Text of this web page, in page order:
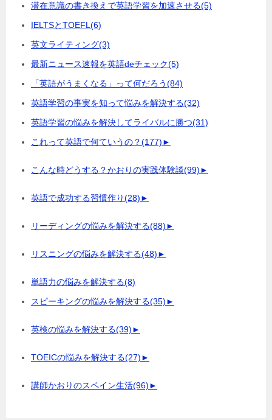
潜在意識の書き換えで英語学習を加速させる(5)
IELTSとTOEFL (6)
英文ライティング(3)
最新ニュース速報を英語deチェック(5)
「英語がうまくなる」って何だろう(84)
英語学習の事実を知って悩みを解決する(32)
英語学習の悩みを解決してライバルに勝つ(31)
これって英語で何ていうの？(177)►
こんな時どうする？かおりの実践体験談(99)►
英語で成功する習慣作り(28)►
リーディングの悩みを解決する(88)►
リスニングの悩みを解決する(48)►
単語力の悩みを解決する(8)
スピーキングの悩みを解決する(35)►
英検の悩みを解決する(39)►
TOEICの悩みを解決する(27)►
講師かおりのスペイン生活(96)►